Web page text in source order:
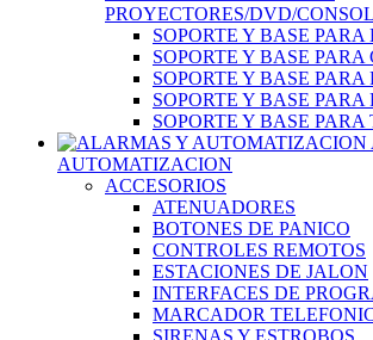
PROYECTORES/DVD/
SOPORTE Y BASE
SOPORTE Y BASE
SOPORTE Y BASE PARA
SOPORTE Y BASE PARA
SOPORTE Y BASE
AUTOMATIZACION
ACCESORIOS
ATENUADORES
BOTONES DE PANICO
CONTROLES REMOTOS
ESTACIONES DE JALON
INTERFACES DE
MARCADOR